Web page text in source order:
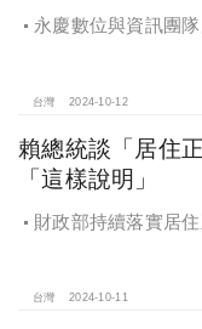
永慶數位與資訊團
灣房產科技發展
台灣 2024-10-12
賴總統談「居住
「這樣說明」
財政部持續落實居
台灣 2024-10-11